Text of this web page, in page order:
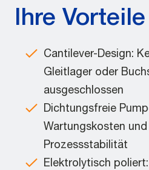
Ihre Vorteile
Cantilever-Design:
Gleitlager oder
ausgeschlossen
Dichtungsfreie
Wartungskosten
Prozessstabilität
Elektrolytisch